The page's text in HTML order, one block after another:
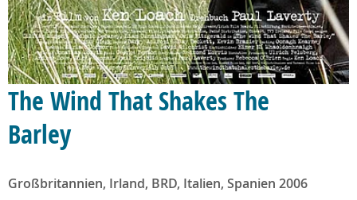
The Wind That Shakes The
Barley
Großbritannien, Irland, BRD, Italien, Spanien 2006